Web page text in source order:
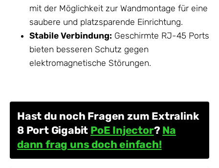
mit der Möglichkeit zur Wandmontage für eine
saubere und platzsparende Einrichtung.
Stabile Verbindung: Geschirmte RJ-45 Ports
bieten besseren Schutz gegen
elektromagnetische Störungen.
Hast du noch Fragen zum Extralink
8 Port Gigabit PoE Injector? Na
dann frag uns doch einfach!